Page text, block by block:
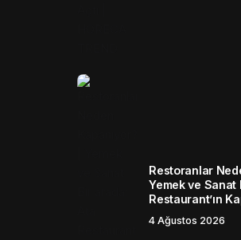
Restoranlar
Yemek ve Sanat
Restaurant’ın
4 Ağustos 2026